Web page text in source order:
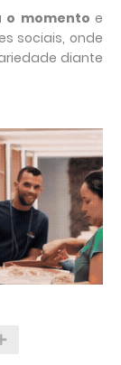
o momento e
sociais, onde
diante